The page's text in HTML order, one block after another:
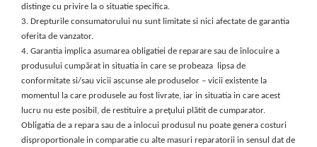
Kodak
Logitec
Maxcom
Meizu
Nokia
OralB
Philips
Geam camera
Huse
Laveta
Mufa Jack
Pen
Periute de dinti electrice
Prelungitor USB
Rama ras
distinge cu privire la o situatie specifica.
3. Drepturile consumatorului nu sunt limitate si nici afectate de garantia
oferita de vanzator.
4. Garantia implica asumarea obligatiei de reparare sau de înlocuire a
produsului cumpărat in situatia in care se probeaza lipsa de
conformitate si/sau vicii ascunse ale produselor – vicii existente la
momentul la care produsele au fost livrate, iar in situatia in care acest
lucru nu este posibil, de restituire a preţului plătit de cumparator.
Obligatia de a repara sau de a inlocui produsul nu poate genera costuri
disproportionale in comparatie cu alte masuri reparatorii in sensul dat de